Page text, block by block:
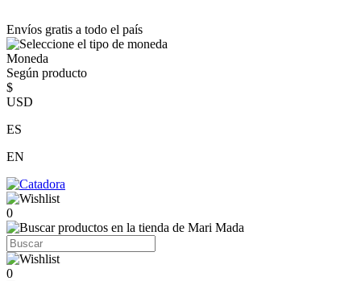
Envíos gratis a todo el país
Moneda
Según producto
$
USD
ES
EN
0
0